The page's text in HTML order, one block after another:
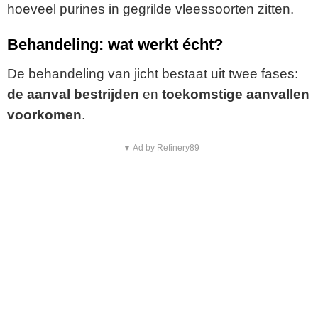
hoeveel purines in gegrilde vleessoorten zitten.
Behandeling: wat werkt écht?
De behandeling van jicht bestaat uit twee fases:
de aanval bestrijden en toekomstige aanvallen
voorkomen.
▼ Ad by Refinery89